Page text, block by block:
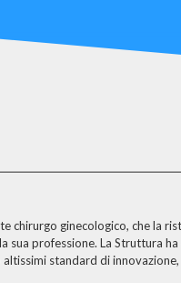
chirurgo ginecologico, che la
sua professione. La Struttura
standard di